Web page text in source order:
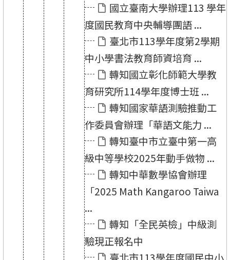
國立臺南大學辦理113 學年
度國民教育中央輔導團語 ...
臺北市113學年度第2學期
中小學書法教育師資培育 ...
轉知國立彰化師範大學教
育研究所114學年度博士班 ...
轉知國家華語測驗推動工
作委員會辦理「華語文能力 ...
轉知臺中市立臺中第一高
級中等學校2025年動手做物 ...
轉知中華數學協會辦理
「2025 Math Kangaroo Taiwa
...
轉知「全民英檢」中級測
驗現正報名中